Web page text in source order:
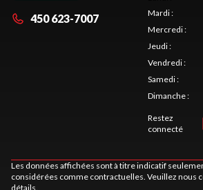
450 623-7007
Mardi:
Mercredi:
Jeudi:
Vendredi:
Samedi:
Dimanche:
Restez
connecté
Les données affichées sont à titre indicatif
considérées comme contractuelles. Veuillez nous
détails.